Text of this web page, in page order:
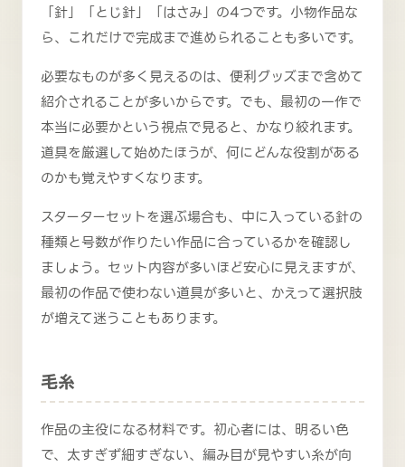
「針」「とじ針」「はさみ」の4つです。小物作品な
ら、これだけで完成まで進められることも多いです。
必要なものが多く見えるのは、便利グッズまで含めて
紹介されることが多いからです。でも、最初の一作で
本当に必要かという視点で見ると、かなり絞れます。
道具を厳選して始めたほうが、何にどんな役割がある
のかも覚えやすくなります。
スターターセットを選ぶ場合も、中に入っている針の
種類と号数が作りたい作品に合っているかを確認し
ましょう。セット内容が多いほど安心に見えますが、
最初の作品で使わない道具が多いと、かえって選択肢
が増えて迷うこともあります。
毛糸
作品の主役になる材料です。初心者には、明るい色
で、太すぎず細すぎない、編み目が見やすい糸が向